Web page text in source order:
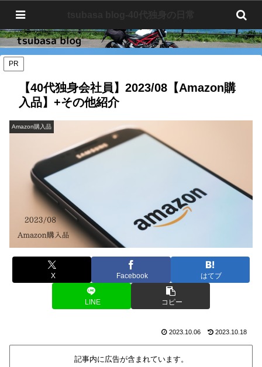
PR
【40代独身会社員】2023/08【Amazon購
入品】+その他紹介
Amazon購入品
X Facebook はてブ
LINE コピー
2023.10.06 2023.10.18
記事内に広告が含まれています。